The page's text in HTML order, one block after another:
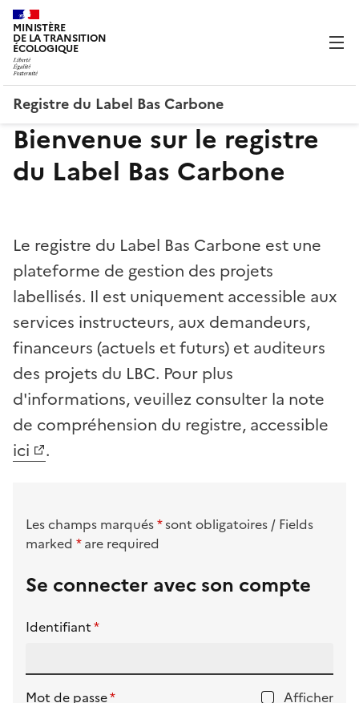
MINISTÈRE
DE LA TRANSITION
ÉCOLOGIQUE
Registre du Label Bas Carbone
Bienvenue sur le registre
du Label Bas Carbone
Le registre du Label Bas Carbone est une
plateforme de gestion des projets
labellisés. Il est uniquement accessible aux
services instructeurs, aux demandeurs,
financeurs (actuels et futurs) et auditeurs
des projets du LBC. Pour plus
d'informations, veuillez consulter la note
de compréhension du registre, accessible
ici
.
Formulaire à remplir
Les champs marquéspar un astérisque rouge
*sont obligatoires / Fields
marked by a red asterisk
*are required
Se connecter avec son compte
Identifiant*
Mot de passe* astérisque rouge d'obligation de saisie
Afficher